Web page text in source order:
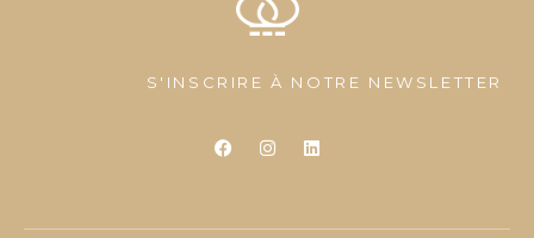
S'INSCRIRE À NOTRE NEWSLETTER